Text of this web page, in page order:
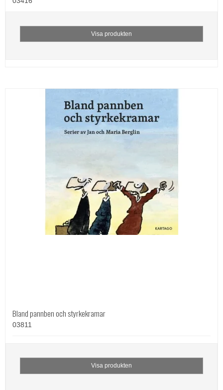
Visa produkten
Bland pannben och styrkekramar
03811
Visa produkten